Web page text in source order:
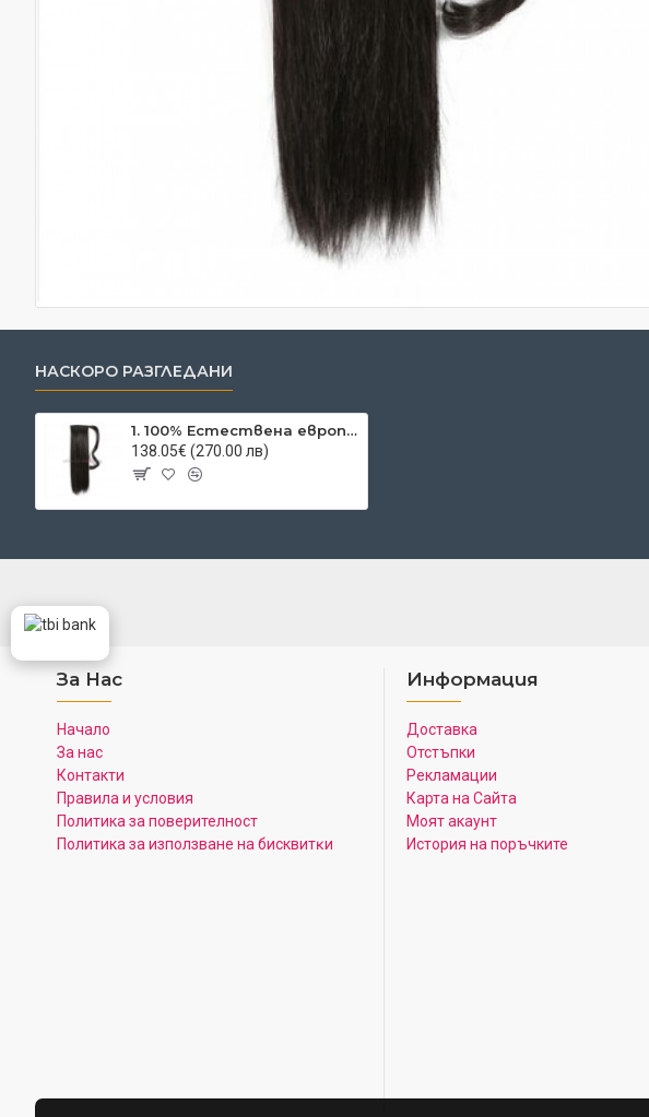
НАСКОРО РАЗГЛЕДАНИ
1. 100% Естествена европейска опашка 55 см.
138.05€ (270.00 лв)
За Нас
Начало
За нас
Контакти
Правила и условия
Политика за поверителност
Πoлитика зa изпoлзвaнe нa бисквитĸи
Информация
Доставка
Отстъпки
Рекламации
Карта на Сайта
Моят акаунт
История на поръчките